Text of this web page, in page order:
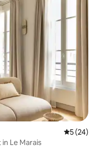
5 (24)
Le Marais